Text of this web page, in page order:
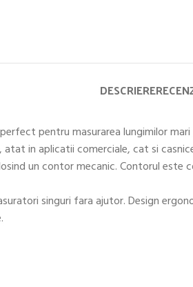
DESCRIERE
pentru masurarea lungimilor
in aplicatii comerciale, cat si
un contor mecanic. Contorul
singuri fara ajutor. Design